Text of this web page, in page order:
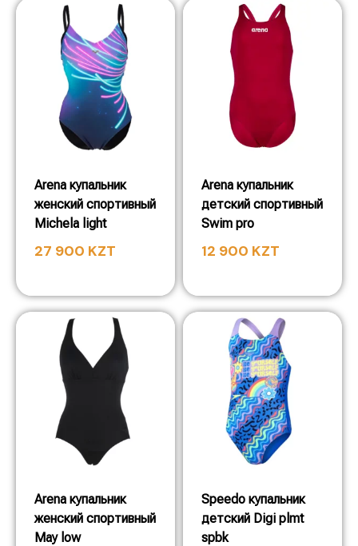
Arena купальник
женский спортивный
Michela light
27 900 KZT
Arena купальник
детский спортивный
Swim pro
12 900 KZT
Arena купальник
женский спортивный
May low
Speedo купальник
детский Digi plmt
spbk